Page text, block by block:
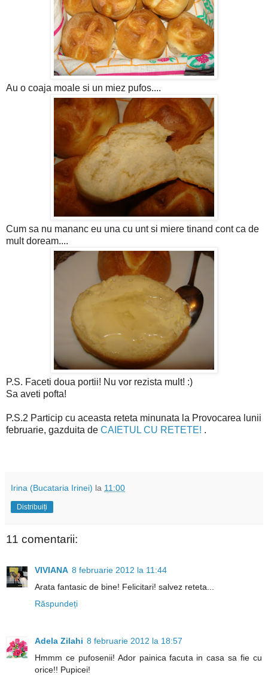
Au o coaja moale si un miez pufos....
Cum sa nu mananc eu una cu unt si miere tinand cont ca de
mult doream....
P.S. Faceti doua portii! Nu vor rezista mult! :)
Sa aveti pofta!
P.S.2 Particip cu aceasta reteta minunata la Provocarea lunii
februarie, gazduita de CAIETUL CU RETETE! .
Irina (Bucataria Irinei) la 11:00
Distribuiți
11 comentarii:
VIVIANA 8 februarie 2012 la 11:44
Arata fantasic de bine! Felicitari! salvez reteta...
Răspundeți
Adela Zilahi 8 februarie 2012 la 18:57
Hmmm ce pufosenii! Ador painica facuta in casa sa fie cu
orice!! Pupicei!